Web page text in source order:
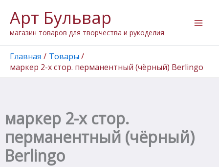
содержимому
Арт Бульвар
магазин товаров для творчества и рукоделия
Главная
Товары
маркер 2-х стор. перманентный (чёрный) Berlingo
маркер 2-х стор.
перманентный (чёрный)
Berlingo